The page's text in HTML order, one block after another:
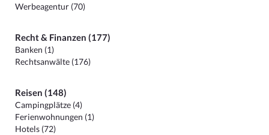
Werbeagentur (70)
Recht & Finanzen (177)
Banken (1)
Rechtsanwälte (176)
Reisen (148)
Campingplätze (4)
Ferienwohnungen (1)
Hotels (72)